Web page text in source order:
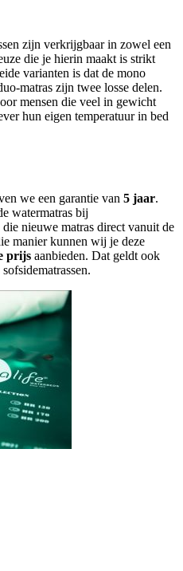
zijn verkrijgbaar in zowel een
die je hierin maakt is strikt
varianten is dat de mono
matras zijn twee losse delen.
mensen die veel in gewicht
hun eigen temperatuur in bed
we een garantie van 5 jaar.
watermatras bij
nieuwe matras direct vanuit de
manier kunnen wij je deze
prijs aanbieden. Dat geldt ook